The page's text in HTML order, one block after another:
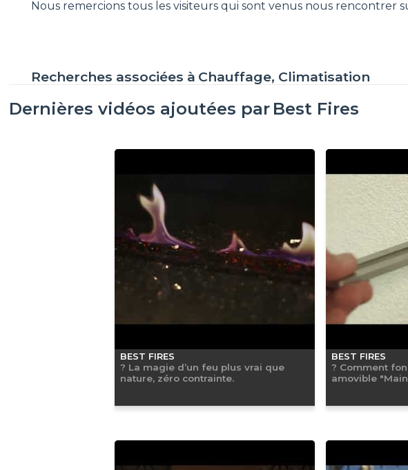
Nous remercions tous les visiteurs qui sont venus nous rencontrer
Recherches associées à Chauffage, Climatisation
Dernières vidéos ajoutées par Best Fires
BEST FIRES
? La magie d’un feu plus vrai que
nature, zéro contrainte.
BEST FIRES
? Comment
amovible